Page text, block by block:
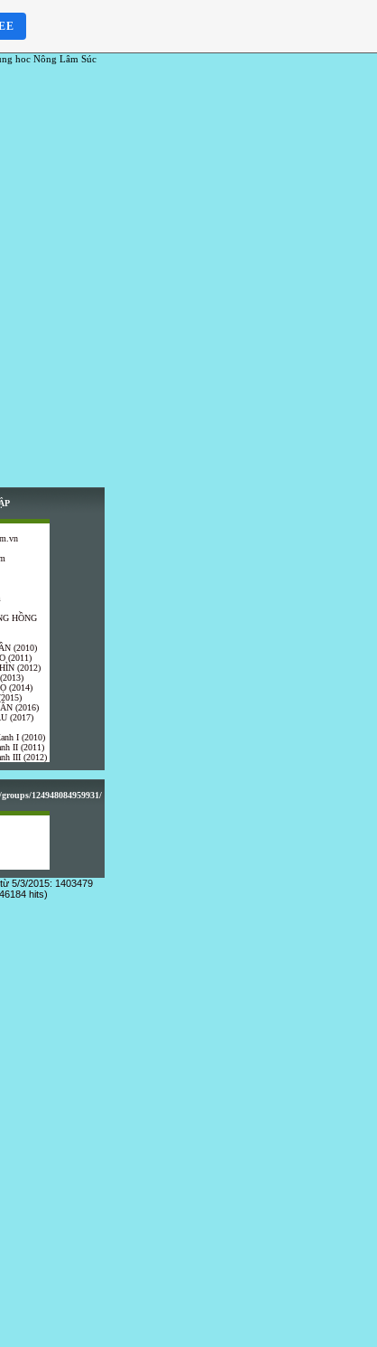
hoc Nông Lâm Súc
HỒNG
(2010)
(2011)
(2012)
(2014)
(2016)
(2017)
I (2010)
II (2011)
III (2012)
124948084959931/
5/3/2015: 1403479
hits)